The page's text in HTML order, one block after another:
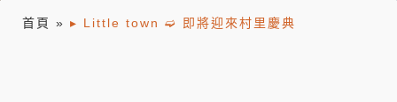
首頁 » ▸ Little town ➫ 即將迎來村里慶典